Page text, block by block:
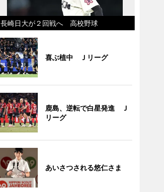
長崎日大が２回戦へ 高校野球
喜ぶ植中 Ｊリーグ
鹿島、逆転で白星発進 Ｊ
リーグ
あいさつされる悠仁さま